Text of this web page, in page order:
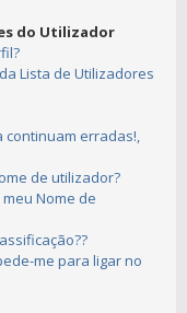
do Utilizador
Lista de Utilizadores
continuam erradas!,
de utilizador?
Nome de
me para ligar no